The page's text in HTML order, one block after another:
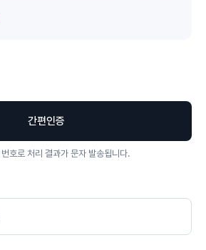
간편인증
호로 처리 결과가 문자 발송됩니다.